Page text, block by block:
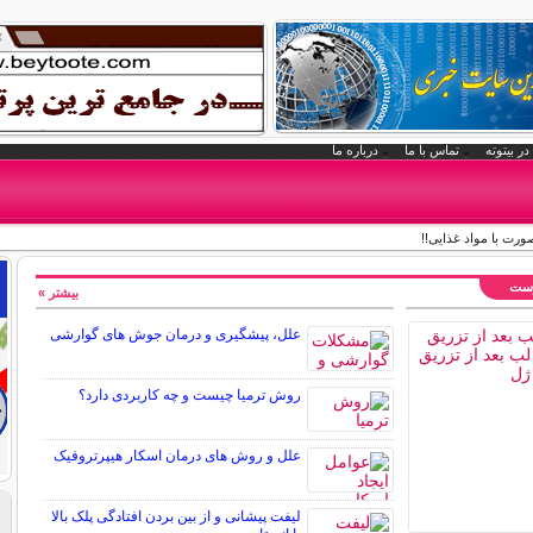
در بیتوته تماس با ما درباره ما
با مواد غذایی!!
علل، پیشگیری و درمان جوش های گوارشی
روش ترمیا چیست و چه کاربردی دارد؟
علل و روش های درمان اسکار هیپرتروفیک
لیفت پیشانی و از بین بردن افتادگی پلک بالا
بیشتر »